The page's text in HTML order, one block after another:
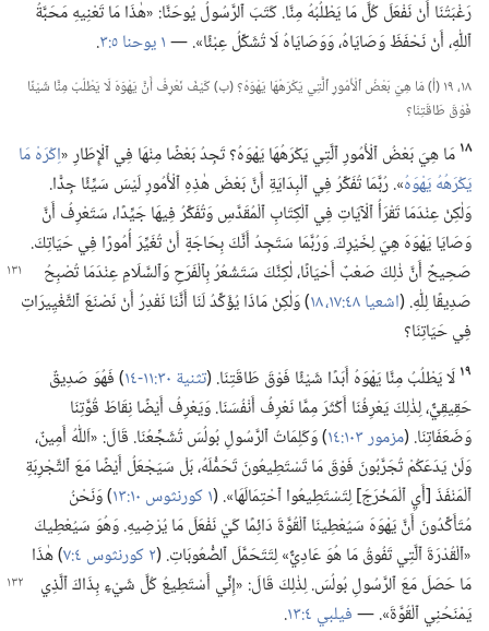
رَغْبَتُنَا أَنْ نَفْعَلَ كُلَّ مَا يَطْلُبُهُ مِنَّا.‏ كَتَبَ ٱلرَّسُولُ يُوحَنَّا:‏ «هٰذَا مَا تَعْنِيهِ مَحَبَّةُ
ٱللّٰهِ،‏ أَنْ نَحْفَظَ وَصَايَاهُ،‏ وَوَصَايَاهُ لَا تُشَكِّلُ عِبْئًا».‏ —‏١ يوحنا ٥:‏٣ ‏.‏
١٨،‏ ١٩ (‏أ)‏ مَا هِيَ بَعْضُ ٱلْأُمُورِ ٱلَّتِي يَكْرَهُهَا يَهْوَهُ؟‏ (‏ب)‏ كَيْفَ نَعْرِفُ أَنَّ يَهْوَهَ لَا يَطْلُبُ مِنَّا شَيْئًا
فَوْقَ طَاقَتِنَا؟‏
١٨ مَا هِيَ بَعْضُ ٱلْأُمُورِ ٱلَّتِي يَكْرَهُهَا يَهْوَهُ؟‏ تَجِدُ بَعْضًا مِنْهَا فِي ٱلْإِطَارِ «‏اِكْرَهْ مَا
يَكْرَهُهُ يَهْوَهُ‏».‏ رُبَّمَا تُفَكِّرُ فِي ٱلْبِدَايَةِ أَنَّ بَعْضَ هٰذِهِ ٱلْأُمُورِ لَيْسَ سَيِّئًا جِدًّا.‏
وَلٰكِنْ عِنْدَمَا تَقْرَأُ ٱلْآيَاتِ فِي ٱلْكِتَابِ ٱلْمُقَدَّسِ وَتُفَكِّرُ فِيهَا جَيِّدًا،‏ سَتَعْرِفُ أَنَّ
وَصَايَا يَهْوَهَ هِيَ لِخَيْرِكَ.‏ وَرُبَّمَا سَتَجِدُ أَنَّكَ بِحَاجَةٍ أَنْ تُغَيِّرَ أُمُورًا فِي حَيَاتِكَ.‏
صَحِيحٌ أَنَّ ذٰلِكَ صَعْبٌ أَحْيَانًا،‏لٰكِنَّكَ سَتَشْعُرُ بِٱلْفَرَحِ وَٱلسَّلَامِ عِنْدَمَا تُصْبِحُ
صَدِيقًا لِلّٰهِ.‏ (‏اشعيا ٤٨:‏١٧،‏ ١٨
‏)‏ وَلٰكِنْ مَاذَا يُؤَكِّدُ لَنَا أَنَّنَا نَقْدِرُ أَنْ نَصْنَعَ ٱلتَّغْيِيرَاتِ
فِي حَيَاتِنَا؟‏
١٩ لَا يَطْلُبُ مِنَّا يَهْوَهُ أَبَدًا شَيْئًا فَوْقَ طَاقَتِنَا.‏ (‏تثنية ٣٠:‏١١-‏١٤
‏)‏ فَهُوَ صَدِيقٌ
حَقِيقِيٌّ،‏ لِذٰلِكَ يَعْرِفُنَا أَكْثَرَ مِمَّا نَعْرِفُ أَنْفُسَنَا.‏ وَيَعْرِفُ أَيْضًا نِقَاطَ قُوَّتِنَا
وَضَعَفَاتِنَا.‏ (‏مزمور ١٠٣:‏١٤
‏)‏ وَكَلِمَاتُ ٱلرَّسُولِ بُولُسَ تُشَجِّعُنَا.‏ قَالَ:‏ «اَللّٰهُ أَمِينٌ،‏
وَلَنْ يَدَعَكُمْ تُجَرَّبُونَ فَوْقَ مَا تَسْتَطِيعُونَ تَحَمُّلَهُ،‏ بَلْ سَيَجْعَلُ أَيْضًا مَعَ ٱلتَّجْرِبَةِ
ٱلْمَنْفَذَ [أَيِ ٱلْمَخْرَجَ] لِتَسْتَطِيعُوا ٱحْتِمَالَهَا».‏ (‏١ كورنثوس ١٠:‏١٣
‏)‏ وَنَحْنُ
مُتَأَكِّدُونَ أَنَّ يَهْوَهَ سَيُعْطِينَا ٱلْقُوَّةَ دَائِمًا كَيْ نَفْعَلَ مَا يُرْضِيهِ.‏ وَهُوَ سَيُعْطِيكَ
«ٱلْقُدْرَةَ ٱلَّتِي تَفُوقُ مَا هُوَ عَادِيٌّ» لِتَتَحَمَّلَ ٱلصُّعُوبَاتِ.‏ (‏٢ كورنثوس ٤:‏٧
‏)‏ هٰذَا
مَا حَصَلَمَعَ ٱلرَّسُولِ بُولُسَ.‏ لِذٰلِكَ قَالَ:‏ «إِنِّي أَسْتَطِيعُ كُلَّ شَيْءٍ بِذَاكَ ٱلَّذِي
يَمْنَحُنِي ٱلْقُوَّةَ».‏ —‏فيلبي ٤:‏١٣ ‏.‏